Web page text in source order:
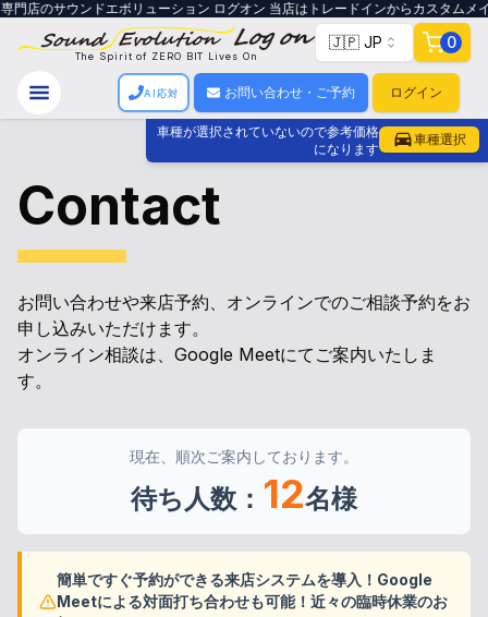
のサウンドエボリューション ログオン 当店はトレードインからカスタムメイ
The Spirit of ZERO BIT Lives On
🇯🇵 JP 0
AI応対 お問い合わせ・ご予約 ログイン
車種が選択されていないので参考価格
になります
車種選択
Contact
お問い合わせや来店予約、オンラインでのご相談予約をお
申し込みいただけます。
オンライン相談は、Google Meetにてご案内いたしま
す。
現在、順次ご案内しております。
待ち人数： 12名様
簡単ですぐ予約ができる来店システムを導入！Google
Meetによる対面打ち合わせも可能！近々の臨時休業のお